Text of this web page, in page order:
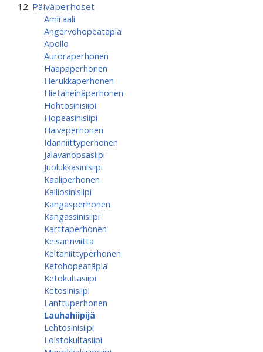
Päiväperhoset
Amiraali
Angervohopeatäplä
Apollo
Auroraperhonen
Haapaperhonen
Herukkaperhonen
Hietaheinäperhonen
Hohtosinisiipi
Hopeasinisiipi
Häiveperhonen
Idänniittyperhonen
Jalavanopsasiipi
Juolukkasinisiipi
Kaaliperhonen
Kalliosinisiipi
Kangasperhonen
Kangassinisiipi
Karttaperhonen
Keisarinviitta
Keltaniittyperhonen
Ketohopeatäplä
Ketokultasiipi
Ketosinisiipi
Lanttuperhonen
Lauhahiipijä
Lehtosinisiipi
Loistokultasiipi